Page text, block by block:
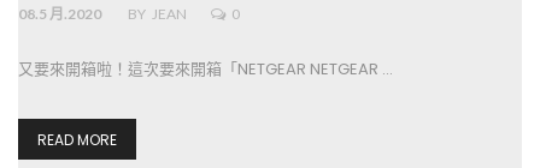
08.5 月.2020 BY JEAN 0
又要來開箱啦！這次要來開箱「NETGEAR NETGEAR …
READ MORE